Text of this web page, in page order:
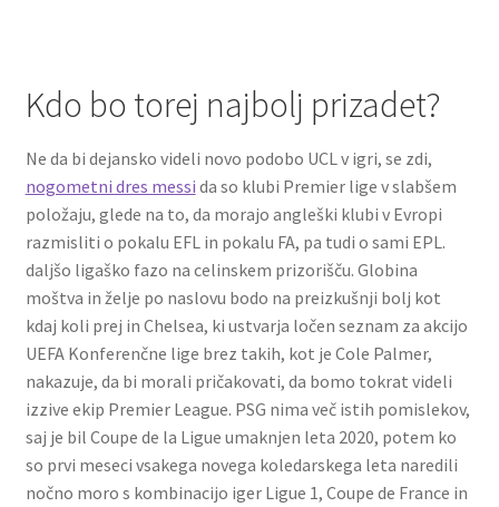
Kdo bo torej najbolj prizadet?
Ne da bi dejansko videli novo podobo UCL v igri, se zdi,
nogometni dres messi da so klubi Premier lige v slabšem
položaju, glede na to, da morajo angleški klubi v Evropi
razmisliti o pokalu EFL in pokalu FA, pa tudi o sami EPL.
daljšo ligaško fazo na celinskem prizorišču. Globina
moštva in želje po naslovu bodo na preizkušnji bolj kot
kdaj koli prej in Chelsea, ki ustvarja ločen seznam za akcijo
UEFA Konferenčne lige brez takih, kot je Cole Palmer,
nakazuje, da bi morali pričakovati, da bomo tokrat videli
izzive ekip Premier League. PSG nima več istih pomislekov,
saj je bil Coupe de la Ligue umaknjen leta 2020, potem ko
so prvi meseci vsakega novega koledarskega leta naredili
nočno moro s kombinacijo iger Ligue 1, Coupe de France in